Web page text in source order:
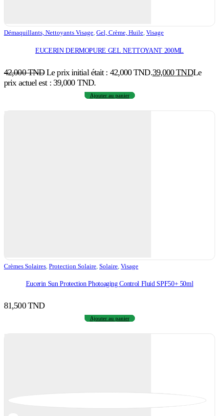
Démaquillants, Nettoyants Visage, Gel, Crème, Huile, Visage
EUCERIN DERMOPURE GEL NETTOYANT 200ML
42,000TND Le prix initial était : 42,000 TND.39,000TNDLe
prix actuel est : 39,000 TND.
Ajouter au panier
Crèmes Solaires Protection Solaire Solaire Visage
Eucerin Sun Protection Photoaging Control Fluid SPF50+ 50ml
81,500TND
Ajouter au panier